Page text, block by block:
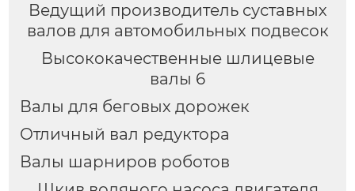
Ведущий производитель суставных
валов для автомобильных подвесок
Высококачественные шлицевые
валы 6
Валы для беговых дорожек
Отличный вал редуктора
Валы шарниров роботов